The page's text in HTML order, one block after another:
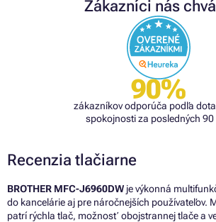
Zákazníci nás
90%
zákazníkov odporúča podľa
spokojnosti za posledných 90
Recenzia tlačiarne
BROTHER MFC-J6960DW je výkonná
do kancelárie aj pre náročnejších používateľov.
patrí rýchla tlač, možnosť obojstrannej tlače a